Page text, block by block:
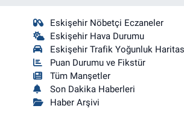
Eskişehir Nöbetçi Eczaneler
Eskişehir Hava Durumu
Eskişehir Trafik Yoğunluk
Puan Durumu ve Fikstür
Tüm Manşetler
Son Dakika Haberleri
Haber Arşivi